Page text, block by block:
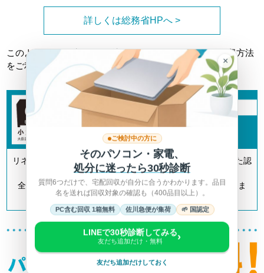
詳しくは総務省HPへ >
このようなトラブルに巻き込まれない為にも、正しい回収方法
をご利用ください。
リネットジャパンは「小型家電リサイクル法」の認定を受けた認
定事業者です。
全国700以上の自治体とも連携してリサイクルを推進していま
す。
×
ご検討中の方に
そのパソコン・家電、
処分に迷ったら30秒診断
質問6つだけで、宅配回収が自分に合うかわかります。品目
名を送れば回収対象の確認も（400品目以上）。
PC含む回収 1箱無料 佐川急便が集荷 🌱 国認定
LINEで30秒診断してみる
友だち追加だけ・無料 ›
友だち追加だけしておく